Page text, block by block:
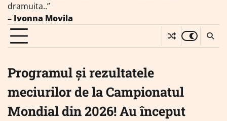
dramuita..”
– Ivonna Movila
Programul și rezultatele
meciurilor de la Campionatul
Mondial din 2026! Au început